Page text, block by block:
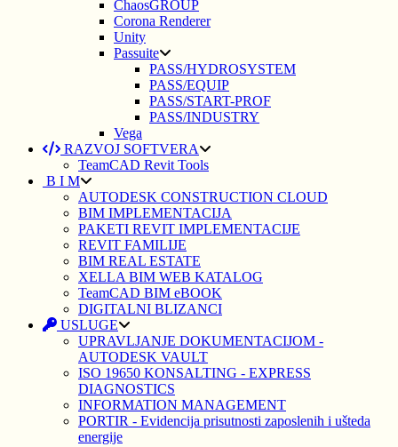
ChaosGROUP
Corona Renderer
Unity
Passuite
PASS/HYDROSYSTEM
PASS/EQUIP
PASS/START-PROF
PASS/INDUSTRY
Vega
RAZVOJ SOFTVERA
TeamCAD Revit Tools
B I M
AUTODESK CONSTRUCTION CLOUD
BIM IMPLEMENTACIJA
PAKETI REVIT IMPLEMENTACIJE
REVIT FAMILIJE
BIM REAL ESTATE
XELLA BIM WEB KATALOG
TeamCAD BIM eBOOK
DIGITALNI BLIZANCI
USLUGE
UPRAVLJANJE DOKUMENTACIJOM -
AUTODESK VAULT
ISO 19650 KONSALTING - EXPRESS
DIAGNOSTICS
INFORMATION MANAGEMENT
PORTIR - Evidencija prisutnosti zaposlenih i ušteda
energije